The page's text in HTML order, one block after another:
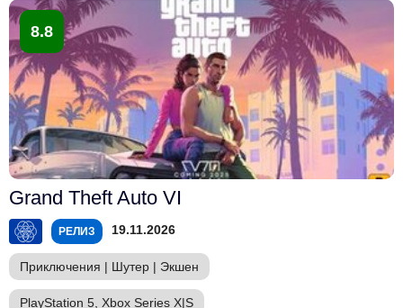
8.8
Grand Theft Auto VI
РЕЛИЗ 19.11.2026
Приключения | Шутер | Экшен
PlayStation 5, Xbox Series X|S